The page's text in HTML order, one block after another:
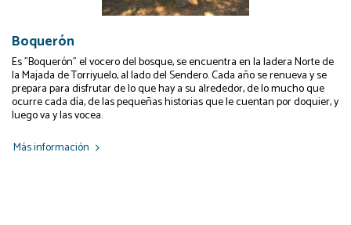
Boquerón
Es "Boquerón" el vocero del bosque, se encuentra en la ladera Norte de
la Majada de Torriyuelo, al lado del Sendero. Cada año se renueva y se
prepara para disfrutar de lo que hay a su alrededor, de lo mucho que
ocurre cada día, de las pequeñas historias que le cuentan por doquier, y
luego va y las vocea.
Más información